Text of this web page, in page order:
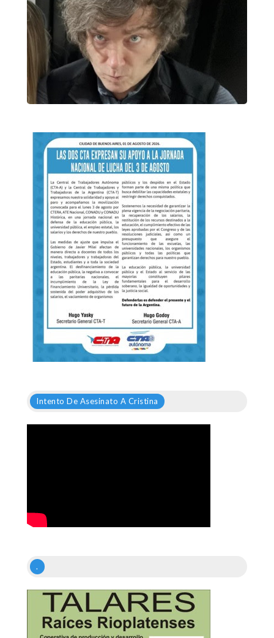
Intento De Asesinato A Cristina
.